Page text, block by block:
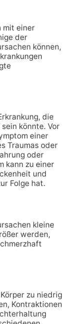
mit einer
der
können,
die
könnte. Vor
einer
Traumas oder
oder
kann zu einer
und
Folge hat.
kleine
werden,
zu niedrig
Kontraktionen